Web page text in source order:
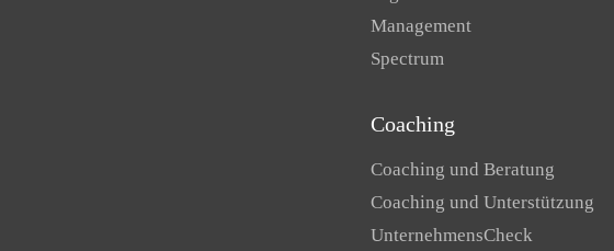
Management
Spectrum
Coaching
Coaching und Beratung
Coaching und Unterstützung
UnternehmensCheck